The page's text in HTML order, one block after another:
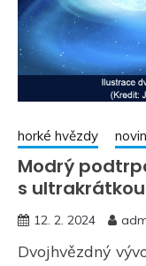
horké hvězdy
Modrý
s
12. 2. 2024
Dvojhvězdný